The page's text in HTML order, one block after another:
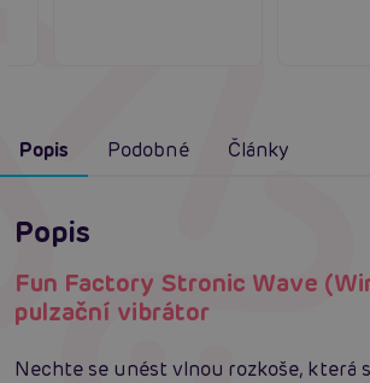
Popis Podobné Články
Popis
Fun Factory Stronic Wave
pulzační vibrátor
Nechte se unést vlnou rozkoše, která